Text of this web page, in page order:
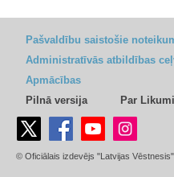
Pašvaldību saistošie
Administratīvās atbildības
Apmācības
Pilnā versija
Par
© Oficiālais izdevējs "Latvijas Vēstnesis"